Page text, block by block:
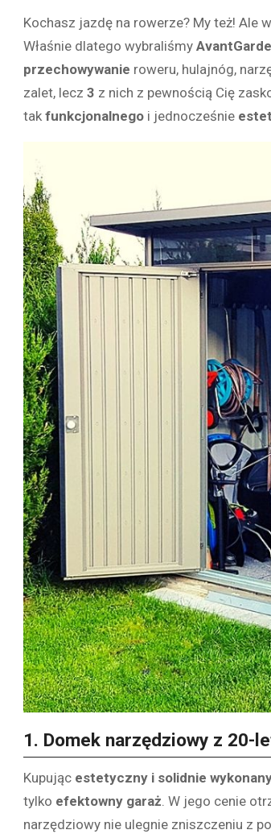
Kochasz jazdę na rowerze? My też! Ale
Właśnie dlatego wybraliśmy AvantGarde
przechowywanie roweru, hulajnóg,
zalet, lecz 3 z nich z pewnością Cię
tak funkcjonalnego i jednocześnie
1. Domek narzędziowy z 20-
Kupując estetyczny i solidnie
tylko efektowny garaż. W jego cenie
narzędziowy nie ulegnie zniszczeniu z